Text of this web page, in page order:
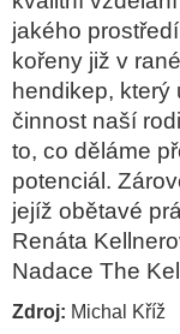
jakého
kořeny již v
hendikep,
činnost naší
to, co děláme
potenciál.
jejíž obětavé
Renáta
Nadace The
Zdroj: Michal Kříž